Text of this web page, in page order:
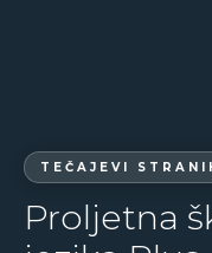
TEČAJEVI
Proljetna